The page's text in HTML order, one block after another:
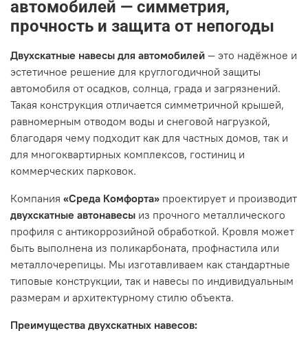
автомобилей — симметрия,
прочность и защита от непогоды
Двухскатные навесы для автомобилей — это надёжное и
эстетичное решение для круглогодичной защиты
автомобиля от осадков, солнца, града и загрязнений.
Такая конструкция отличается симметричной крышей,
равномерным отводом воды и снеговой нагрузкой,
благодаря чему подходит как для частных домов, так и
для многоквартирных комплексов, гостиниц и
коммерческих парковок.
Компания «Среда Комфорта» проектирует и производит
двухскатные автонавесы из прочного металлического
профиля с антикоррозийной обработкой. Кровля может
быть выполнена из поликарбоната, профнастила или
металлочерепицы. Мы изготавливаем как стандартные
типовые конструкции, так и навесы по индивидуальным
размерам и архитектурному стилю объекта.
Преимущества двухскатных навесов: